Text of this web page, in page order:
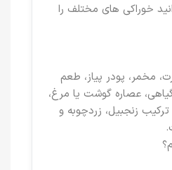
خوراکی های مختلف را
مخمر، پودر پیاز، طعم
عصاره گوشت یا مرغ،
ترکیب زنجبیل، زردچوبه و